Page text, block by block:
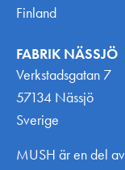
Finland
FABRIK NÄSSJÖ
Verkstadsgatan 7
57134 Nässjö
Sverige
MUSH är en del av